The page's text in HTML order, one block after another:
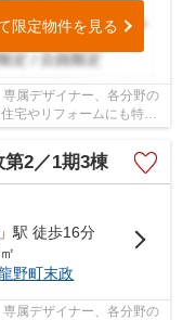
限定物件を見る
属デザイナー、各分野の
宅やリフォームにも特化
気...
2／1期3棟
」駅 徒歩16分
野町末政
属デザイナー、各分野の